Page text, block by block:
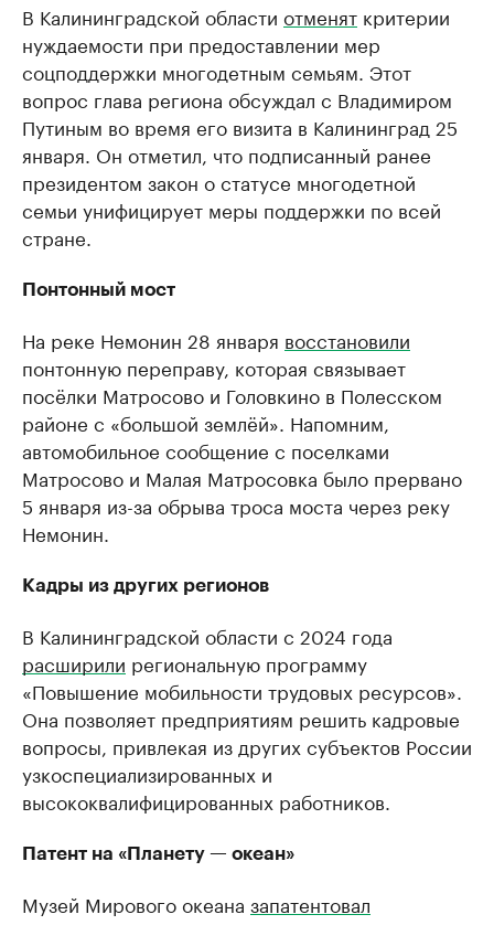
В Калининградской области отменят критерии
нуждаемости при предоставлении мер
соцподдержки многодетным семьям. Этот
вопрос глава региона обсуждал с Владимиром
Путиным во время его визита в Калининград 25
января. Он отметил, что подписанный ранее
президентом закон о статусе многодетной
семьи унифицирует меры поддержки по всей
стране.
Понтонный мост
На реке Немонин 28 января восстановили
понтонную переправу, которая связывает
посёлки Матросово и Головкино в Полесском
районе с «большой землёй». Напомним,
автомобильное сообщение с поселками
Матросово и Малая Матросовка было прервано
5 января из-за обрыва троса моста через реку
Немонин.
Кадры из других регионов
В Калининградской области с 2024 года
расширили региональную программу
«Повышение мобильности трудовых ресурсов».
Она позволяет предприятиям решить кадровые
вопросы, привлекая из других субъектов России
узкоспециализированных и
высококвалифицированных работников.
Патент на «Планету — океан»
Музей Мирового океана запатентовал